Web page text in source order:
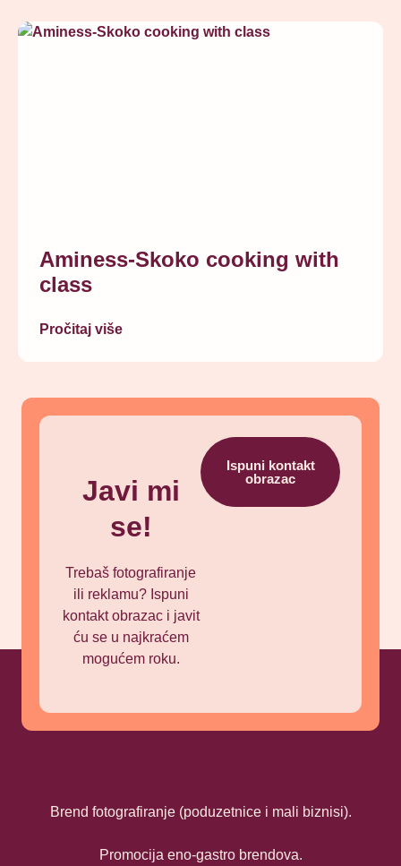
Aminess-Skoko cooking with
class
Pročitaj više
Javi mi
se!
Trebaš fotografiranje
ili reklamu? Ispuni
kontakt obrazac i javit
ću se u najkraćem
mogućem roku.
Ispuni kontakt
obrazac
Brend fotografiranje (poduzetnice i mali biznisi).
Promocija eno-gastro brendova.